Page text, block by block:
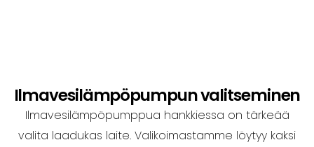
Ilmavesilämpöpumpun valitseminen
Ilmavesilämpöpumppua hankkiessa on tärkeää
valita laadukas laite. Valikoimastamme löytyy kaksi